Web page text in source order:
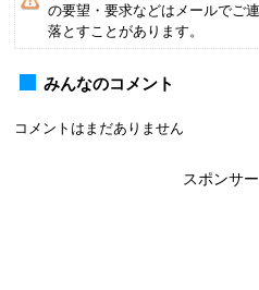
の要望・要求などはメールでご
落とすことがあります。
みんなのコメント
コメントはまだありません
スポンサ